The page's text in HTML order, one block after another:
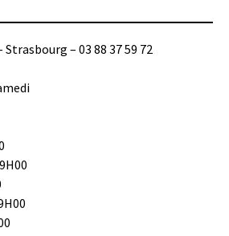
– 03 88 37 59 72